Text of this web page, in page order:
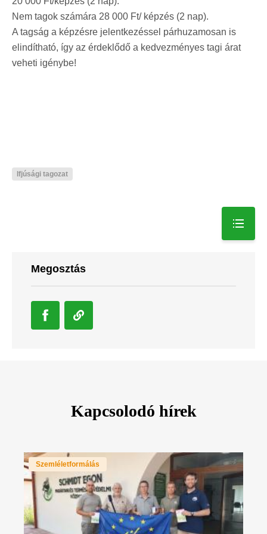
Nem tagok számára 28 000 Ft/ képzés (2 nap).
A tagság a képzésre jelentkezéssel párhuzamosan is
elindítható, így az érdeklődő a kedvezményes tagi árat
veheti igénybe!
Ifjúsági tagozat
Megosztás
Kapcsolodó hírek
Szemléletformálás